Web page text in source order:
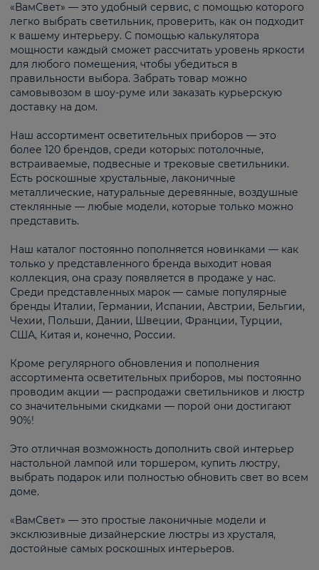
«ВамСвет» — это удобный сервис, с помощью которого
легко выбрать светильник, проверить, как он подходит
к вашему интерьеру. С помощью калькулятора
мощности каждый сможет рассчитать уровень яркости
для любого помещения, чтобы убедиться в
правильности выбора. Забрать товар можно
самовывозом в шоу-руме или заказать курьерскую
доставку на дом.
Наш ассортимент осветительных приборов — это
более 120 брендов, среди которых: потолочные,
встраиваемые, подвесные и трековые светильники.
Есть роскошные хрустальные, лаконичные
металлические, натуральные деревянные, воздушные
стеклянные — любые модели, которые только можно
представить.
Наш каталог постоянно пополняется новинками — как
только у представленного бренда выходит новая
коллекция, она сразу появляется в продаже у нас.
Среди представленных марок — самые популярные
бренды Италии, Германии, Испании, Австрии, Бельгии,
Чехии, Польши, Дании, Швеции, Франции, Турции,
США, Китая и, конечно, России.
Кроме регулярного обновления и пополнения
ассортимента осветительных приборов, мы постоянно
проводим акции — распродажи светильников и люстр
со значительными скидками — порой они достигают
90%!
Это отличная возможность дополнить свой интерьер
настольной лампой или торшером, купить люстру,
выбрать подарок или полностью обновить свет во всем
доме.
«ВамСвет» — это простые лаконичные модели и
эксклюзивные дизайнерские люстры из хрусталя,
достойные самых роскошных интерьеров.